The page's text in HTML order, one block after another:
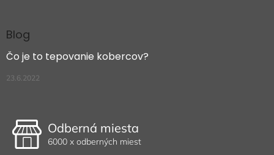
Blog
Čo je to tepovanie kobercov?
23.6.2022
Odberná miesta
6000 x odberných miest